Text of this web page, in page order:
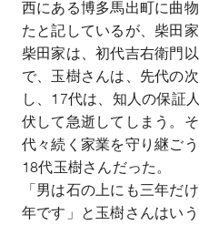
西にある博多馬出町に曲
たと記しているが、柴田
柴田家は、初代吉右衛門
で、玉樹さんは、先代の
し、 17代は、知人の保証
伏して急逝してしまう。
代々続く家業を守り継ご
18代玉樹さんだった。
「男は石の上にも三年だ
年です」と玉樹さんはい